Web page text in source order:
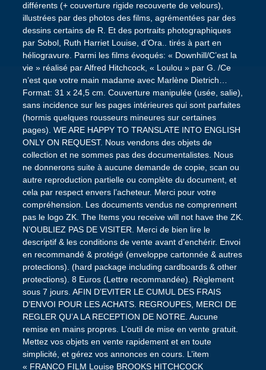
différents (+ couverture rigide recouverte de velours),
illustrées par des photos des films, agrémentées par des
dessins certains de R. Et des portraits photographiques
par Sobol, Ruth Harriet Louise, d’Ora.. tirés à part en
héliogravure. Parmi les films évoqués: « Downhill/C’est la
vie » réalisé par Alfred Hitchcock, « Loulou » par G. /Ce
n’est que votre main madame avec Marlène Dietrich…
Format: 31 x 24,5 cm. Couverture manipulée (usée, salie),
sans incidence sur les pages intérieures qui sont parfaites
(hormis quelques rousseurs mineures sur certaines
pages). WE ARE HAPPY TO TRANSLATE INTO ENGLISH
ONLY ON REQUEST. Nous vendons des objets de
collection et ne sommes pas des documentalistes. Nous
ne donnerons suite à aucune demande de copie, scan ou
autre reproduction partielle ou complète du document, et
cela par respect envers l’acheteur. Merci pour votre
compréhension. Les documents vendus ne comprennent
pas le logo ZK. The Items you receive will not have the ZK.
N’OUBLIEZ PAS DE VISITER. Merci de bien lire le
descriptif & les conditions de vente avant d’enchérir. Envoi
en recommandé & protégé (enveloppe cartonnée & autres
protections). (hard package including cardboards & other
protections). 8 Euros (Lettre recommandée). Règlement
sous 7 jours. AFIN D’EVITER LE CUMUL DES FRAIS
D’ENVOI POUR LES ACHATS. REGROUPES, MERCI DE
REGLER QU’A LA RECEPTION DE NOTRE. Aucune
remise en mains propres. L’outil de mise en vente gratuit.
Mettez vos objets en vente rapidement et en toute
simplicité, et gérez vos annonces en cours. L’item
« FRANCO FILM Louise BROOKS HITCHCOCK